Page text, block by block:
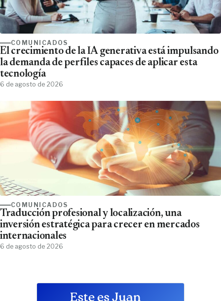
COMUNICADOS
El crecimiento de la IA generativa está impulsando
la demanda de perfiles capaces de aplicar esta
tecnología
6 de agosto de 2026
COMUNICADOS
Traducción profesional y localización, una
inversión estratégica para crecer en mercados
internacionales
6 de agosto de 2026